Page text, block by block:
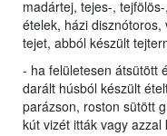
madártej, tejes-,
ételek, házi
tejet, abból készült
- ha felületesen átsütött
darált húsból készült
parázson, roston sütött
kút vizét itták vagy